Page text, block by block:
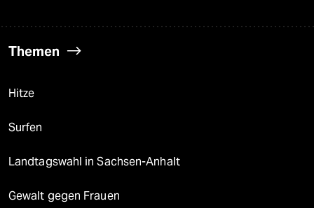
Themen
Hitze
Surfen
Landtagswahl in Sachsen-Anhalt
Gewalt gegen Frauen